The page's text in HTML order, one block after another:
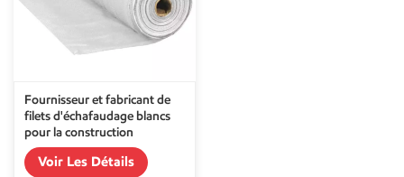
Fournisseur et fabricant de
filets d'échafaudage blancs
pour la construction
Voir Les Détails